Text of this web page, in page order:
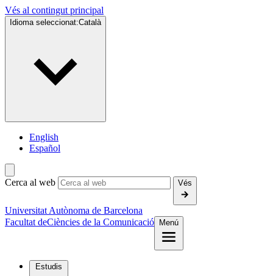
Vés al contingut principal
Idioma seleccionat:Català
English
Español
Cerca al web Vés
Universitat Autònoma de Barcelona
Facultat deCiències de la Comunicació Menú
Estudis